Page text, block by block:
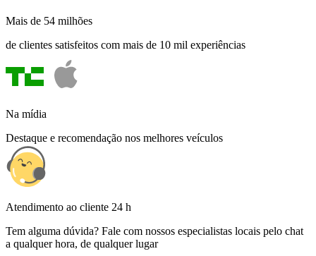
Mais de 54 milhões
de clientes satisfeitos com mais de 10 mil experiências
Na mídia
Destaque e recomendação nos melhores veículos
Atendimento ao cliente 24 h
Tem alguma dúvida? Fale com nossos especialistas locais pelo chat
a qualquer hora, de qualquer lugar